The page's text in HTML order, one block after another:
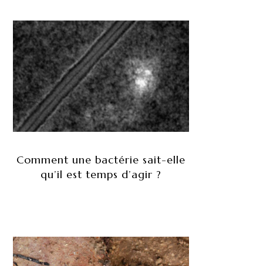
Comment une bactérie sait-elle
qu’il est temps d’agir ?